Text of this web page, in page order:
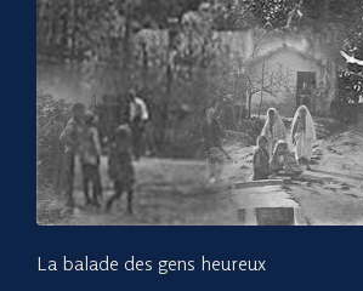
La balade des gens heureux